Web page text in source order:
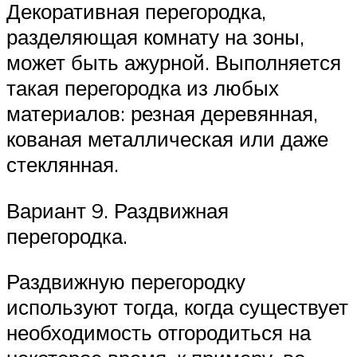
Декоративная перегородка,
разделяющая комнату на зоны,
может быть ажурной. Выполняется
такая перегородка из любых
материалов: резная деревянная,
кованая металлическая или даже
стеклянная.
Вариант 9. Раздвижная
перегородка.
Раздвижную перегородку
используют тогда, когда существует
необходимость отгородиться на